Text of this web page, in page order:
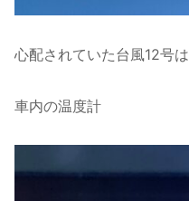
心配されていた台風12号
車内の温度計